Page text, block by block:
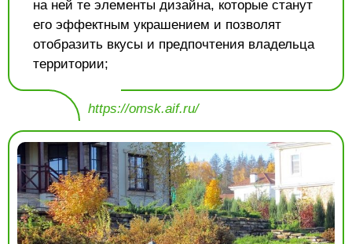
на ней те элементы дизайна, которые станут
его эффектным украшением и позволят
отобразить вкусы и предпочтения владельца
территории;
https://omsk.aif.ru/